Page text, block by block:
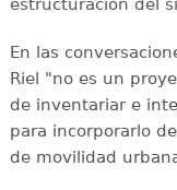
estructuración del
En las
Riel "no es un
de inventariar e
para incorporarlo
de movilidad